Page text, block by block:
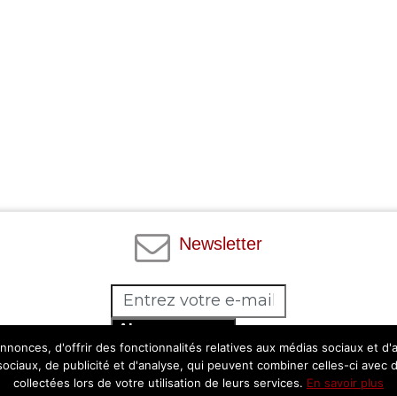
Newsletter
Abonnez-vous
Facebook
d'offrir des fonctionnalités relatives aux médias sociaux et
de publicité et d'analyse, qui peuvent combiner celles-ci
collectées lors de votre utilisation de leurs services. En savoir plus